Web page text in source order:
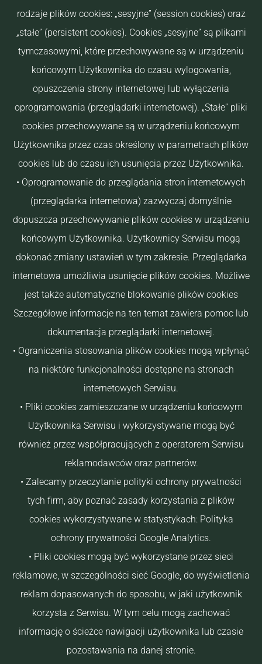
rodzaje plików cookies: „sesyjne” (session cookies) oraz
„stałe” (persistent cookies). Cookies „sesyjne” są plikami
tymczasowymi, które przechowywane są w urządzeniu
końcowym Użytkownika do czasu wylogowania,
opuszczenia strony internetowej lub wyłączenia
oprogramowania (przeglądarki internetowej). „Stałe” pliki
cookies przechowywane są w urządzeniu końcowym
Użytkownika przez czas określony w parametrach plików
cookies lub do czasu ich usunięcia przez Użytkownika.
• Oprogramowanie do przeglądania stron internetowych
(przeglądarka internetowa) zazwyczaj domyślnie
dopuszcza przechowywanie plików cookies w urządzeniu
końcowym Użytkownika. Użytkownicy Serwisu mogą
dokonać zmiany ustawień w tym zakresie. Przeglądarka
internetowa umożliwia usunięcie plików cookies. Możliwe
jest także automatyczne blokowanie plików cookies
Szczegółowe informacje na ten temat zawiera pomoc lub
dokumentacja przeglądarki internetowej.
• Ograniczenia stosowania plików cookies mogą wpłynąć
na niektóre funkcjonalności dostępne na stronach
internetowych Serwisu.
• Pliki cookies zamieszczane w urządzeniu końcowym
Użytkownika Serwisu i wykorzystywane mogą być
również przez współpracujących z operatorem Serwisu
reklamodawców oraz partnerów.
• Zalecamy przeczytanie polityki ochrony prywatności
tych firm, aby poznać zasady korzystania z plików
cookies wykorzystywane w statystykach: Polityka
ochrony prywatności Google Analytics.
• Pliki cookies mogą być wykorzystane przez sieci
reklamowe, w szczególności sieć Google, do wyświetlenia
reklam dopasowanych do sposobu, w jaki użytkownik
korzysta z Serwisu. W tym celu mogą zachować
informację o ścieżce nawigacji użytkownika lub czasie
pozostawania na danej stronie.